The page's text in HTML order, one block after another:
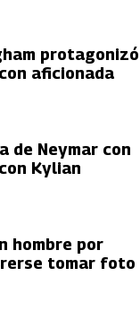
protagonizó
aficionada
de Neymar con
Kylian
hombre por
tomar foto